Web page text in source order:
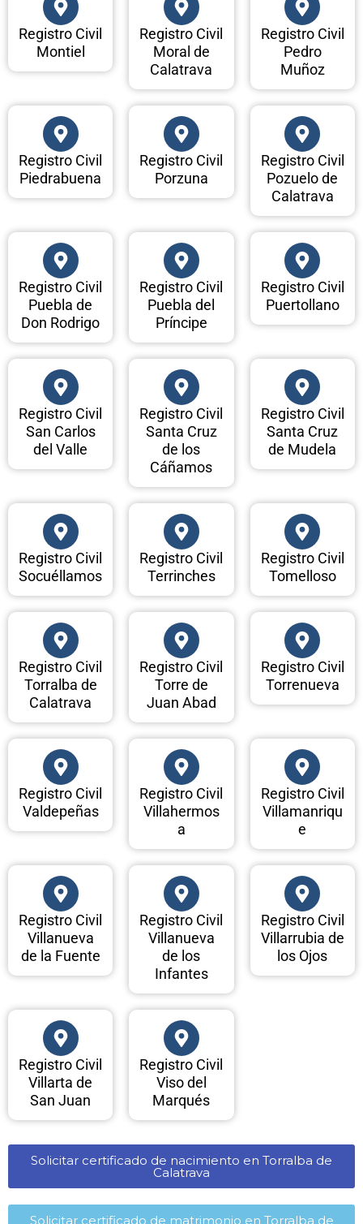
Registro Civil
Montiel
Registro Civil
Moral de
Calatrava
Registro Civil
Pedro
Muñoz
Registro Civil
Piedrabuena
Registro Civil
Porzuna
Registro Civil
Pozuelo de
Calatrava
Registro Civil
Puebla de
Don Rodrigo
Registro Civil
Puebla del
Príncipe
Registro Civil
Puertollano
Registro Civil
San Carlos
del Valle
Registro Civil
Santa Cruz
de los
Cáñamos
Registro Civil
Santa Cruz
de Mudela
Registro Civil
Socuéllamos
Registro Civil
Terrinches
Registro Civil
Tomelloso
Registro Civil
Torralba de
Calatrava
Registro Civil
Torre de
Juan Abad
Registro Civil
Torrenueva
Registro Civil
Valdepeñas
Registro Civil
Villahermos
a
Registro Civil
Villamanriqu
e
Registro Civil
Villanueva
de la Fuente
Registro Civil
Villanueva
de los
Infantes
Registro Civil
Villarrubia de
los Ojos
Registro Civil
Villarta de
San Juan
Registro Civil
Viso del
Marqués
Solicitar certificado de nacimiento en Torralba de
Calatrava​
Solicitar certificado de matrimonio en Torralba de